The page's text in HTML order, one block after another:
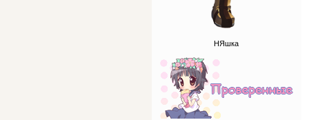
НЯшка